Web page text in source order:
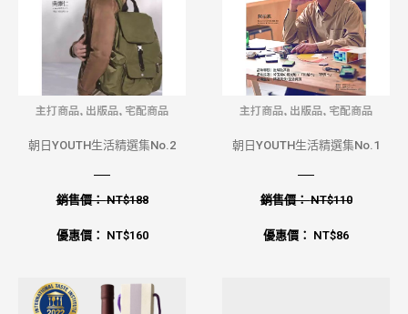
主打商品, 出版品, 宅配商品
朝日YOUTH生活精選集No.2
銷售價：NT$188
優惠價： NT$160
主打商品, 出版品, 宅配商品
朝日YOUTH生活精選集No.1
銷售價：NT$110
優惠價： NT$86